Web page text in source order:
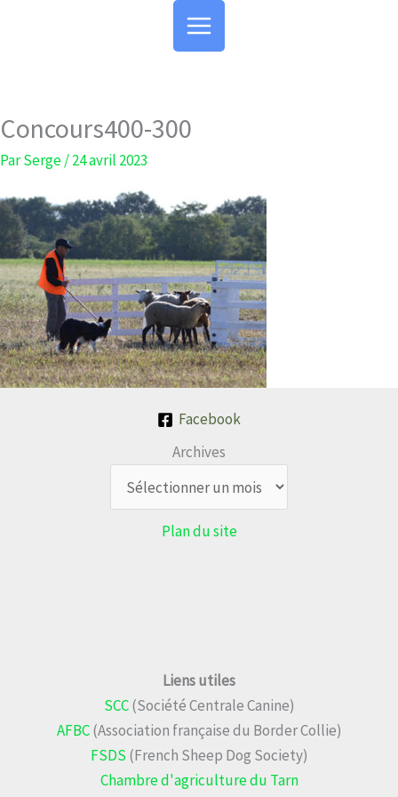
Concours400-300
ParSerge/24 avril 2023
Facebook
Archives
Plan du site
Liens utiles
SCC(Société Centrale Canine)
AFBC(Association française du Border Collie)
FSDS (French Sheep Dog Society)
Chambre d'agriculture du Tarn